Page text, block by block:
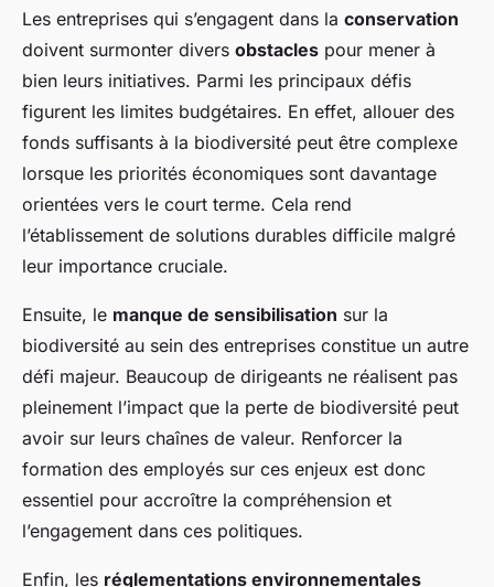
Les entreprises qui s’engagent dans la conservation
doivent surmonter divers obstacles pour mener à
bien leurs initiatives. Parmi les principaux défis
figurent les limites budgétaires. En effet, allouer des
fonds suffisants à la biodiversité peut être complexe
lorsque les priorités économiques sont davantage
orientées vers le court terme. Cela rend
l’établissement de solutions durables difficile malgré
leur importance cruciale.
Ensuite, le manque de sensibilisation sur la
biodiversité au sein des entreprises constitue un autre
défi majeur. Beaucoup de dirigeants ne réalisent pas
pleinement l’impact que la perte de biodiversité peut
avoir sur leurs chaînes de valeur. Renforcer la
formation des employés sur ces enjeux est donc
essentiel pour accroître la compréhension et
l’engagement dans ces politiques.
Enfin, les réglementations environnementales